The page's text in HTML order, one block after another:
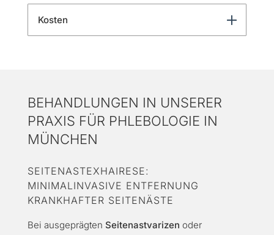
Kosten
BEHANDLUNGEN IN UNSERER
PRAXIS FÜR PHLEBOLOGIE IN
MÜNCHEN
SEITENASTEXHAIRESE:
MINIMALINVASIVE ENTFERNUNG
KRANKHAFTER SEITENÄSTE
Bei ausgeprägten Seitenastvarizen oder